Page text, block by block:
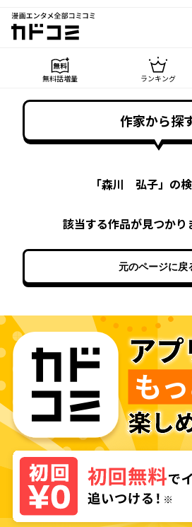
漫画エンタメ全部コミコミ
カドコミ
無料話増量 ランキング
作家から探
「森川 弘子」の
該当する作品が見つかり
元のページに戻